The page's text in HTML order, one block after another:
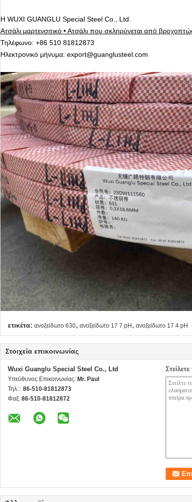
Η WUXI GUANGLU Special Steel Co., Ltd.
Ατσάλι μαρτενσιτικό • Ατσάλι που σκληρύνεται από
Τηλέφωνο: +86 510 81812873
Ηλεκτρονικό μήνυμα: export@guanglusteel.com
ετικέτα: ανοξείδωτο 630, ανοξείδωτο 17 7 pH, ανοξείδωτο 17 4 pH
Στοιχεία επικοινωνίας
Wuxi Guanglu Special Steel Co., Ltd
Υπεύθυνος Επικοινωνίας: Mr. Paul
Τηλ.:: 86-510-81812873
Φαξ: 86-510-81812872